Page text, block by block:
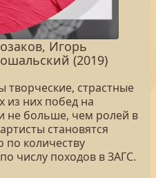
Игорь
(2019)
страстные
из них побед на
не больше, чем ролей в
становятся
по количеству
числу походов в ЗАГС.